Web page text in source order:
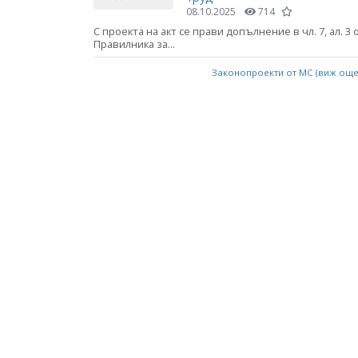
08.10.2025 714
С проекта на акт се прави допълнение в чл. 7, ал. 3
Правилника за...
Законопроекти от МС (виж